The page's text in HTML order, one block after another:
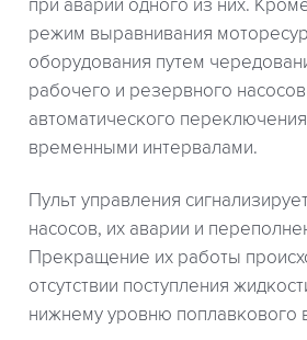
при аварии одного из них.
режим выравнивания
оборудования путем
рабочего и резервного
автоматического
временными интервалами.
Пульт управления
насосов, их аварии и
Прекращение их работы
отсутствии поступления
нижнему уровню поплавкового